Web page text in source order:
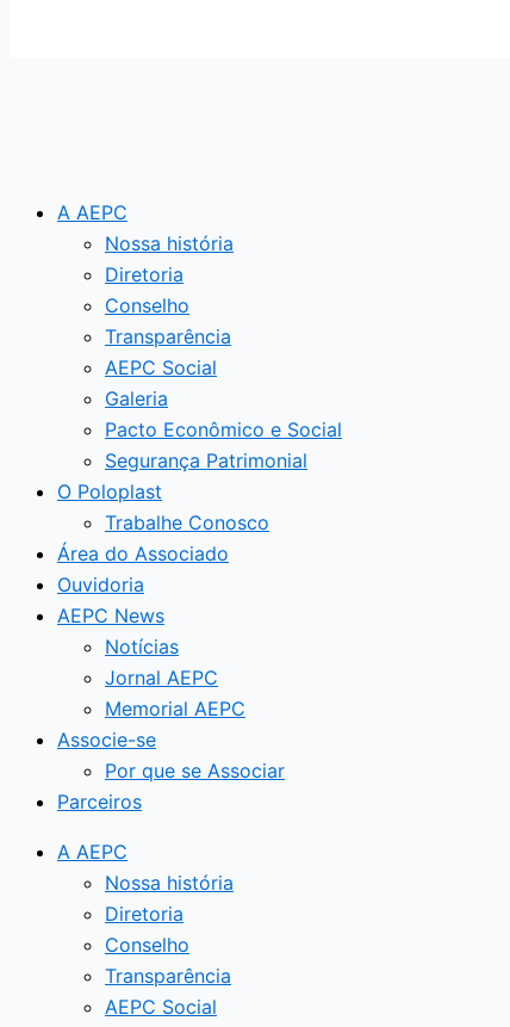
A AEPC
Nossa história
Diretoria
Conselho
Transparência
AEPC Social
Galeria
Pacto Econômico e Social
Segurança Patrimonial
O Poloplast
Trabalhe Conosco
Área do Associado
Ouvidoria
AEPC News
Notícias
Jornal AEPC
Memorial AEPC
Associe-se
Por que se Associar
Parceiros
A AEPC
Nossa história
Diretoria
Conselho
Transparência
AEPC Social